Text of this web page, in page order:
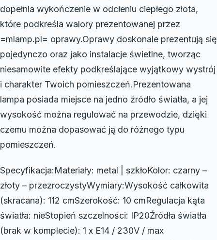
dopełnia wykończenie w odcieniu ciepłego złota,
które podkreśla walory prezentowanej przez
=mlamp.pl= oprawy.Oprawy doskonale prezentują się
pojedynczo oraz jako instalacje świetlne, tworząc
niesamowite efekty podkreślające wyjątkowy wystrój
i charakter Twoich pomieszczeń.Prezentowana
lampa posiada miejsce na jedno źródło światła, a jej
wysokość można regulować na przewodzie, dzięki
czemu można dopasować ją do różnego typu
pomieszczeń.
Specyfikacja:Materiały: metal | szkłoKolor: czarny –
złoty – przezroczystyWymiary:Wysokość całkowita
(skracana): 112 cmSzerokość: 10 cmRegulacja kąta
światła: nieStopień szczelności: IP20Źródła światła
(brak w komplecie): 1 x E14 / 230V / max